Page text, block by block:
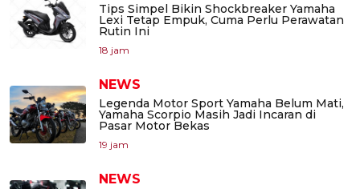
Tips Simpel Bikin Shockbreaker Yamaha
Lexi Tetap Empuk, Cuma Perlu Perawatan
Rutin Ini
18 jam
NEWS
Legenda Motor Sport Yamaha Belum Mati,
Yamaha Scorpio Masih Jadi Incaran di
Pasar Motor Bekas
19 jam
NEWS